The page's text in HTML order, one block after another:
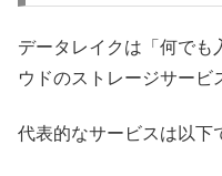
データレイクは「何でも
ウドのストレージサービ
代表的なサービスは以下